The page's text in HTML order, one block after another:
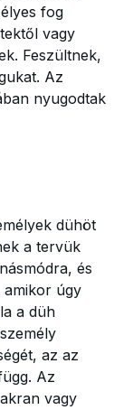
fog
vagy
Feszültnek,
Az
nyugodtak
dühöt
a tervük
és
amikor úgy
a düh
az az
Az
vagy